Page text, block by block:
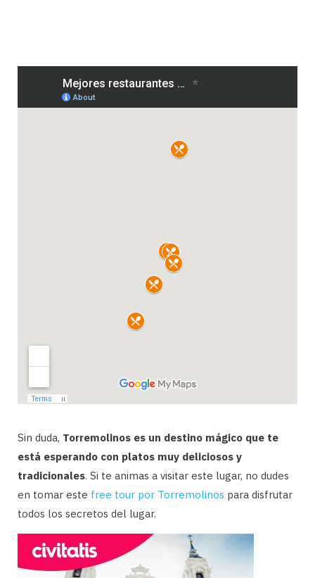
Sin duda, Torremolinos es un destino mágico que te
está esperando con platos muy deliciosos y
tradicionales. Si te animas a visitar este lugar, no dudes
en tomar este free tour por Torremolinos para disfrutar
todos los secretos del lugar.